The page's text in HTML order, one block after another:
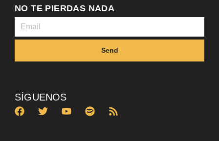
NO TE PIERDAS NADA
Send
SÍGUENOS